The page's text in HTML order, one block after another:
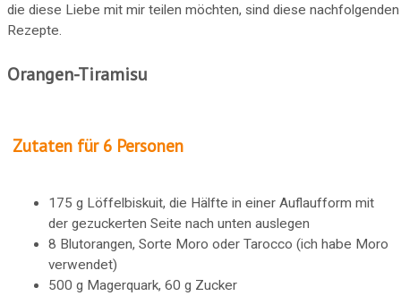
die diese Liebe mit mir teilen möchten, sind diese nachfolgenden
Rezepte.
Orangen-Tiramisu
Zutaten für 6 Personen
175 g Löffelbiskuit, die Hälfte in einer Auflaufform mit
der gezuckerten Seite nach unten auslegen
8 Blutorangen, Sorte Moro oder Tarocco (ich habe Moro
verwendet)
500 g Magerquark, 60 g Zucker